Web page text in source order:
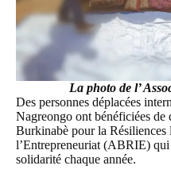
La photo de l’
Des personnes déplacées
Nagreongo ont bénéficiées de
Burkinabè pour la Résiliences
l’Entrepreneuriat (ABRIE)
solidarité chaque année.